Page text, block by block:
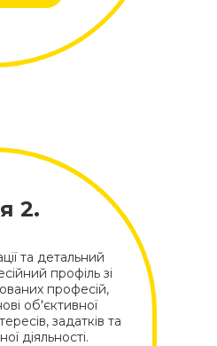
2.
та детальний
профіль зі
професій,
об'єктивної
задатків та
діяльності.